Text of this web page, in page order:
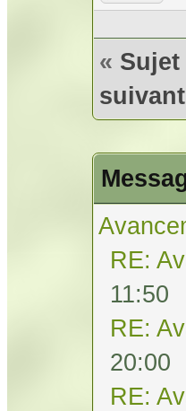
«
suivant
RE:
11:50
RE:
20:00
RE: